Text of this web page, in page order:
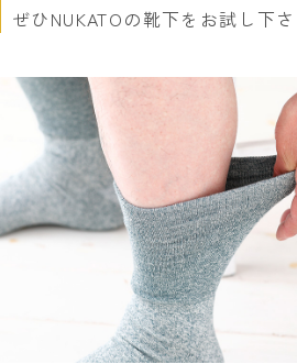
ぜひNUKATOの靴下をお試し下さ